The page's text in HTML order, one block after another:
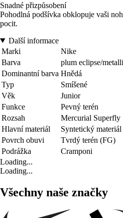
Snadné přizpůsobení
Pohodlná podšívka obklopuje vaši
pocit.
Další informace
Marki
Nike
Barva
plum eclipse/
Dominantní barva Hnědá
Typ
Smíšené
Věk
Junior
Funkce
Pevný terén
Rozsah
Mercurial Superfly
Hlavní materiál
Syntetický materiál
Povrch obuvi
Tvrdý terén (FG)
Podrážka
Cramponi
Loading...
Loading...
Všechny naše značky